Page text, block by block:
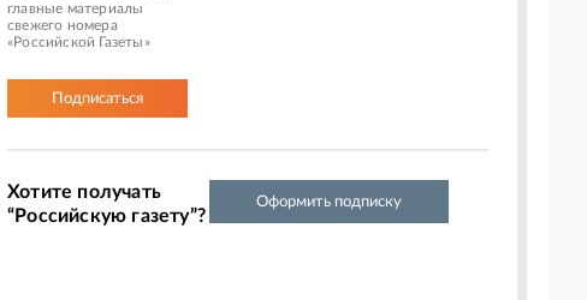
главные материалы
свежего номера
«Российской Газеты»
Подписаться
Хотите получать
“Российскую газету”?
Оформить подписку